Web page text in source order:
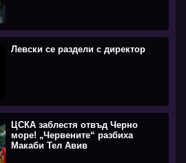
Левски се раздели с директор
ЦСКА заблестя отвъд Черно
море! „Червените“ разбиха
Макаби Тел Авив